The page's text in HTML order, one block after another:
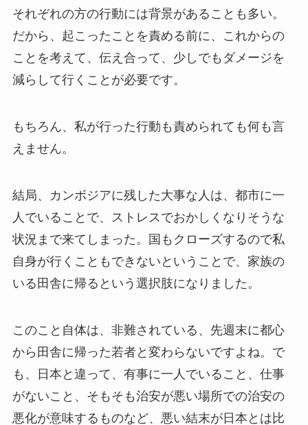
それぞれの方の行動には背景があることも多い。
だから、起こったことを責める前に、これからの
ことを考えて、伝え合って、少しでもダメージを
減らして行くことが必要です。
もちろん、私が行った行動も責められても何も言
えません。
結局、カンボジアに残した大事な人は、都市に一
人でいることで、ストレスでおかしくなりそうな
状況まで来てしまった。国もクローズするので私
自身が行くこともできないということで、家族の
いる田舎に帰るという選択肢になりました。
このこと自体は、非難されている、先週末に都心
から田舎に帰った若者と変わらないですよね。で
も、日本と違って、有事に一人でいること、仕事
がないこと、そもそも治安が悪い場所での治安の
悪化が意味するものなど、悪い結末が日本とは比